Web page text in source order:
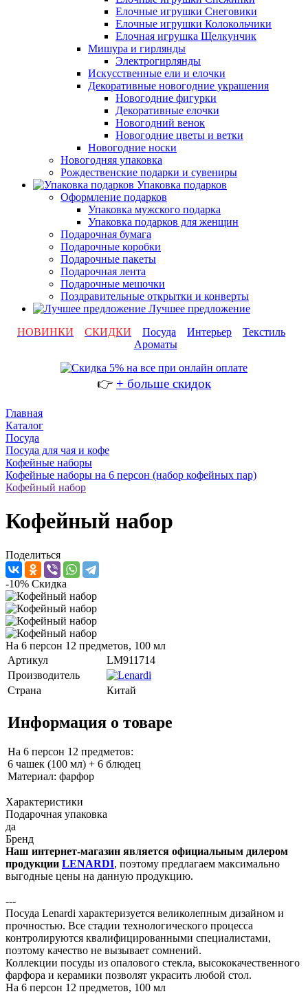
Елочные игрушки Снеговики
Елочные игрушки Колокольчики
Елочная игрушка Щелкунчик
Мишура и гирлянды
Электрогирлянды
Искусственные ели и елочки
Декоративные новогодние украшения
Новогодние фигурки
Декоративные елочки
Новогодний венок
Новогодние цветы и ветки
Новогодние носки
Новогодняя упаковка
Рождественские подарки и сувениры
Упаковка подарков
Оформление подарков
Упаковка мужского подарка
Упаковка подарков для женщин
Подарочная бумага
Подарочные коробки
Подарочные пакеты
Подарочная лента
Подарочные мешочки
Поздравительные открытки и конверты
Лучшее предложение
НОВИНКИ
СКИДКИ Посуда Интерьер
Текстиль
Ароматы
👉 + больше скидок
Главная
Каталог
Посуда
Посуда для чая и кофе
Кофейные наборы
Кофейные наборы на 6 персон (набор кофейных пар)
Кофейный набор
Кофейный набор
Поделиться
-10% Скидка
На 6 персон 12 предметов, 100 мл
Артикул
LM911714
Производитель
Страна
Китай
Информация о товаре
На 6 персон 12 предметов:
6 чашек (100 мл) + 6 блюдец
Материал: фарфор
Характеристики
Подарочная упаковка
да
Бренд
Наш интернет-магазин является официальным дилером
продукции LENARDI, поэтому предлагаем максимально
выгодные цены на данную продукцию.
---
Посуда Lenardi характеризуется великолепным дизайном и
прочностью. Все стадии технологического процесса
контролируются квалифицированными специалистами,
поэтому качество не вызывает сомнений.
Коллекции посуды из опалового стекла, высококачественного
фарфора и керамики позволят украсить любой стол.
На 6 персон 12 предметов, 100 мл